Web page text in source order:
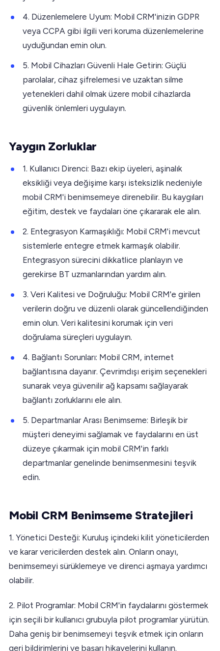
4. Düzenlemelere Uyum: Mobil CRM'inizin GDPR
veya CCPA gibi ilgili veri koruma düzenlemelerine
uyduğundan emin olun.
5. Mobil Cihazları Güvenli Hale Getirin: Güçlü
parolalar, cihaz şifrelemesi ve uzaktan silme
yetenekleri dahil olmak üzere mobil cihazlarda
güvenlik önlemleri uygulayın.
Yaygın Zorluklar
1. Kullanıcı Direnci: Bazı ekip üyeleri, aşinalık
eksikliği veya değişime karşı isteksizlik nedeniyle
mobil CRM'i benimsemeye direnebilir. Bu kaygıları
eğitim, destek ve faydaları öne çıkararak ele alın.
2. Entegrasyon Karmaşıklığı: Mobil CRM'i mevcut
sistemlerle entegre etmek karmaşık olabilir.
Entegrasyon sürecini dikkatlice planlayın ve
gerekirse BT uzmanlarından yardım alın.
3. Veri Kalitesi ve Doğruluğu: Mobil CRM'e girilen
verilerin doğru ve düzenli olarak güncellendiğinden
emin olun. Veri kalitesini korumak için veri
doğrulama süreçleri uygulayın.
4. Bağlantı Sorunları: Mobil CRM, internet
bağlantısına dayanır. Çevrimdışı erişim seçenekleri
sunarak veya güvenilir ağ kapsamı sağlayarak
bağlantı zorluklarını ele alın.
5. Departmanlar Arası Benimseme: Birleşik bir
müşteri deneyimi sağlamak ve faydalarını en üst
düzeye çıkarmak için mobil CRM'in farklı
departmanlar genelinde benimsenmesini teşvik
edin.
Mobil CRM Benimseme Stratejileri
1. Yönetici Desteği: Kuruluş içindeki kilit yöneticilerden
ve karar vericilerden destek alın. Onların onayı,
benimsemeyi sürüklemeye ve direnci aşmaya yardımcı
olabilir.
2. Pilot Programlar: Mobil CRM'in faydalarını göstermek
için seçili bir kullanıcı grubuyla pilot programlar yürütün.
Daha geniş bir benimsemeyi teşvik etmek için onların
geri bildirimlerini ve başarı hikayelerini kullanın.